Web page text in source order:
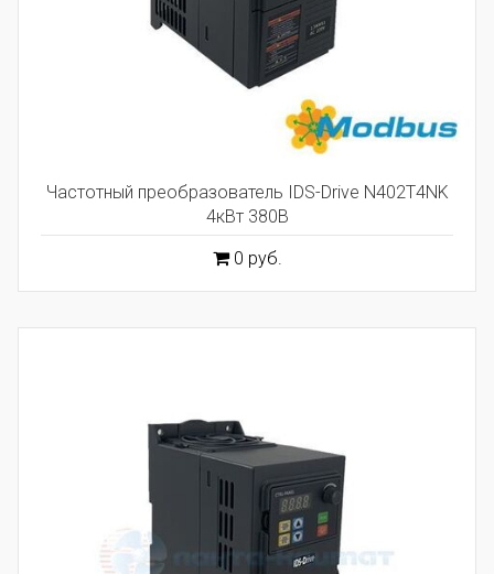
Частотный преобразователь IDS-Drive N402T4NK
4кВт 380В
0 руб.